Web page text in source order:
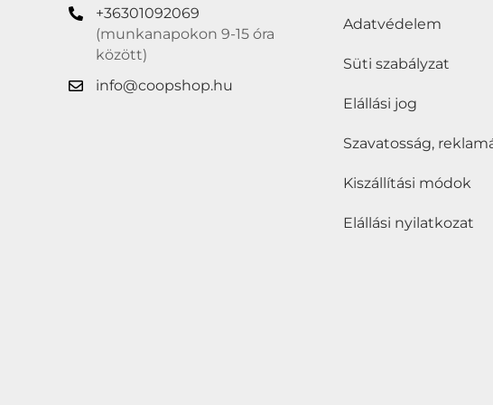
+36301092069
(munkanapokon 9-15 óra
között)
info@coopshop.hu
Adatvédelem
Süti szabályzat
Elállási jog
Szavatosság,
Kiszállítási módok
Elállási nyilatkozat